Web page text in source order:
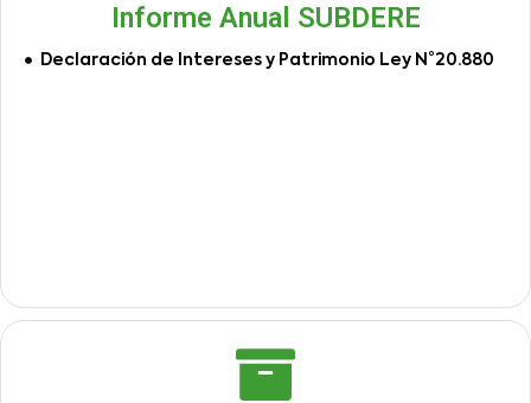
Informe Anual SUBDERE
Declaración de Intereses y Patrimonio Ley N°20.880